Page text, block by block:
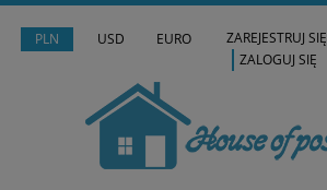
PLN USD EURO
ZAREJESTRUJ SIĘ
ZALOGUJ SIĘ